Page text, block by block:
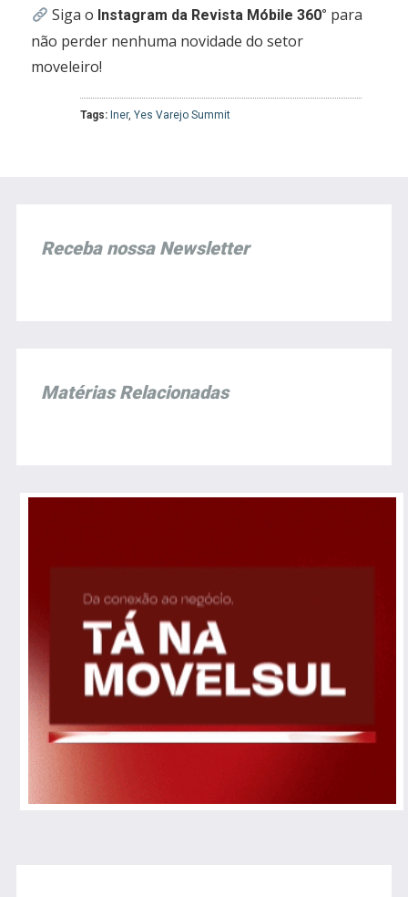
Siga o Instagram da Revista Móbile 360° para
não perder nenhuma novidade do setor
moveleiro!
Tags: Iner, Yes Varejo Summit
Receba nossa Newsletter
Matérias Relacionadas